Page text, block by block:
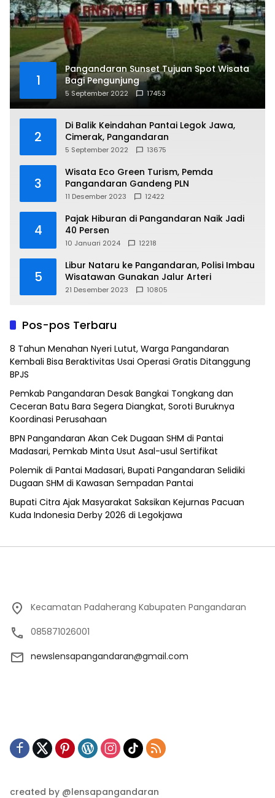
1
Pangandaran Sunset Tujuan Spot Wisata
Bagi Pengunjung
5 September 2022 17453
2
Di Balik Keindahan Pantai Legok Jawa,
Cimerak, Pangandaran
5 September 2022 13675
3
Wisata Eco Green Turism, Pemda
Pangandaran Gandeng PLN
11 Desember 2023 12422
4
Pajak Hiburan di Pangandaran Naik Jadi
40 Persen
10 Januari 2024 12218
5
Libur Nataru ke Pangandaran, Polisi Imbau
Wisatawan Gunakan Jalur Arteri
21 Desember 2023 10805
Pos-pos Terbaru
8 Tahun Menahan Nyeri Lutut, Warga Pangandaran
Kembali Bisa Beraktivitas Usai Operasi Gratis Ditanggung
BPJS
Pemkab Pangandaran Desak Bangkai Tongkang dan
Ceceran Batu Bara Segera Diangkat, Soroti Buruknya
Koordinasi Perusahaan
BPN Pangandaran Akan Cek Dugaan SHM di Pantai
Madasari, Pemkab Minta Usut Asal-usul Sertifikat
Polemik di Pantai Madasari, Bupati Pangandaran Selidiki
Dugaan SHM di Kawasan Sempadan Pantai
Bupati Citra Ajak Masyarakat Saksikan Kejurnas Pacuan
Kuda Indonesia Derby 2026 di Legokjawa
Kecamatan Padaherang Kabupaten Pangandaran
085871026001
newslensapangandaran@gmail.com
created by @lensapangandaran